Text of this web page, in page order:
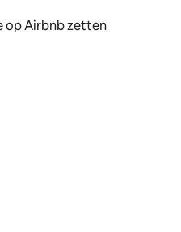
op Airbnb zetten